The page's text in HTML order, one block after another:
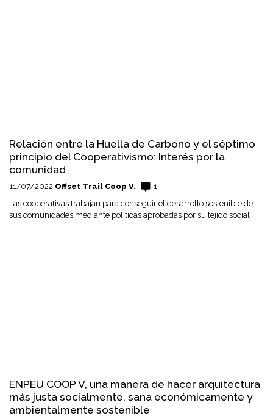
Relación entre la Huella de Carbono y el séptimo
principio del Cooperativismo: Interés por la
comunidad
11/07/2022 Offset Trail Coop V.
1
Las cooperativas trabajan para conseguir el desarrollo sostenible de
sus comunidades mediante políticas aprobadas por su tejido social
ENPEU COOP V, una manera de hacer arquitectura
más justa socialmente, sana económicamente y
ambientalmente sostenible